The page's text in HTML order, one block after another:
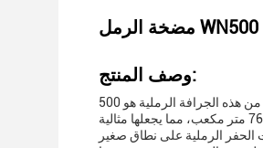
وصف المنتج: